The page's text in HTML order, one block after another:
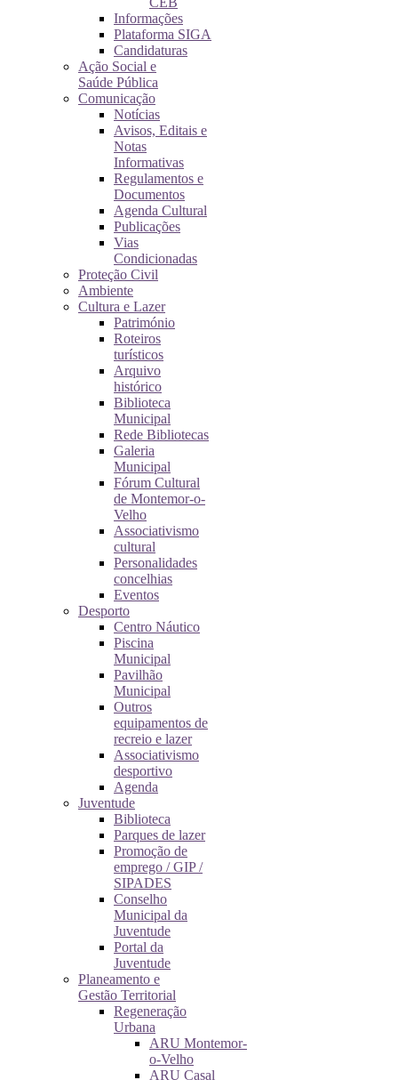
Informações
Plataforma SIGA
Candidaturas
Ação Social e
Saúde Pública
Comunicação
Notícias
Avisos, Editais e
Notas
Informativas
Regulamentos e
Documentos
Agenda Cultural
Publicações
Vias
Condicionadas
Proteção Civil
Ambiente
Cultura e Lazer
Património
Roteiros
turísticos
Arquivo
histórico
Biblioteca
Municipal
Rede Bibliotecas
Galeria
Municipal
Fórum Cultural
de Montemor-o-
Velho
Associativismo
cultural
Personalidades
concelhias
Eventos
Desporto
Centro Náutico
Piscina
Municipal
Pavilhão
Municipal
Outros
equipamentos de
recreio e lazer
Associativismo
desportivo
Agenda
Juventude
Biblioteca
Parques de lazer
Promoção de
emprego / GIP /
SIPADES
Conselho
Municipal da
Juventude
Portal da
Juventude
Planeamento e
Gestão Territorial
Regeneração
Urbana
ARU Montemor-
o-Velho
ARU Casal